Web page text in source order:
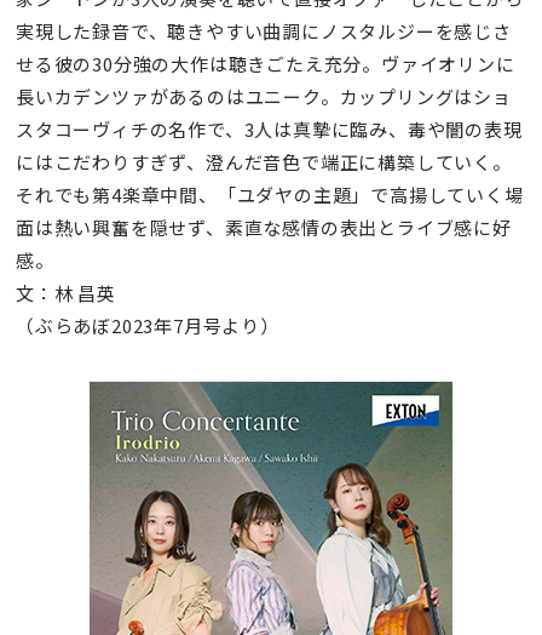
実現した録音で、聴きやすい曲調にノスタルジーを感じさ
せる彼の30分強の大作は聴きごたえ充分。ヴァイオリンに
長いカデンツァがあるのはユニーク。カップリングはショ
スタコーヴィチの名作で、3人は真摯に臨み、毒や闇の表現
にはこだわりすぎず、澄んだ音色で端正に構築していく。
それでも第4楽章中間、「ユダヤの主題」で高揚していく場
面は熱い興奮を隠せず、素直な感情の表出とライブ感に好
感。
文：林 昌英
（ぶらあぼ2023年7月号より）